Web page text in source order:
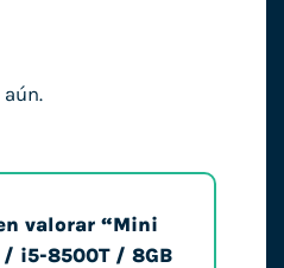
valorar “Mini
/ i5-8500T / 8GB